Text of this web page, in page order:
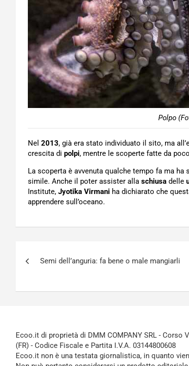
Polpo
Nel 2013, già era stato individuato il sito, ma
crescita di polpi, mentre le scoperte fatte da
La scoperta è avvenuta qualche tempo fa ma
simile. Anche il poter assister alla schiusa delle
Institute, Jyotika Virmani ha dichiarato che
apprendere sull’oceano.
Semi dell’anguria: fa bene o male mangiarli
Ecoo.it di proprietà di DMM COMPANY SRL - Corso
(FR) - Codice Fiscale e Partita I.V.A. 03144800608
Ecoo.it non è una testata giornalistica, in quanto